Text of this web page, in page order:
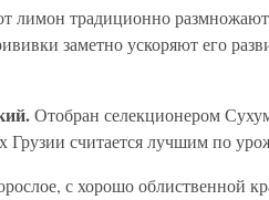
лимон традиционно
заметно ускоряют его
Отобран селекционером
Грузии считается лучшим по
с хорошо облиственной